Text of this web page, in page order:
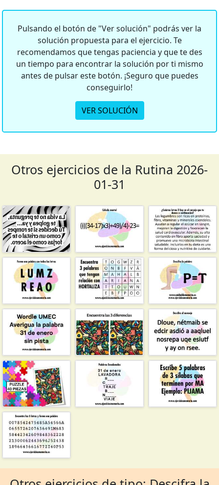
Pulsando el botón de "Ver solución" podrás ver la
solución propuesta para el ejercicio. Te
recomendamos que tengas paciencia y que te des
un tiempo para encontrar la solución por ti mismo
antes de pulsar este botón. ¡Seguro que puedes
conseguirlo!
VER SOLUCIÓN
Otros ejercicios de la Rutina 2026-
01-31